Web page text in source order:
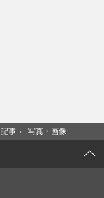
記事 › 写真・画像